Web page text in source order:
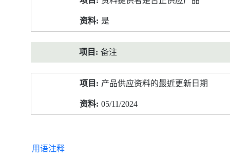
是
备注
产品供应资料的最近更新日期
05/11/2024
用语注释